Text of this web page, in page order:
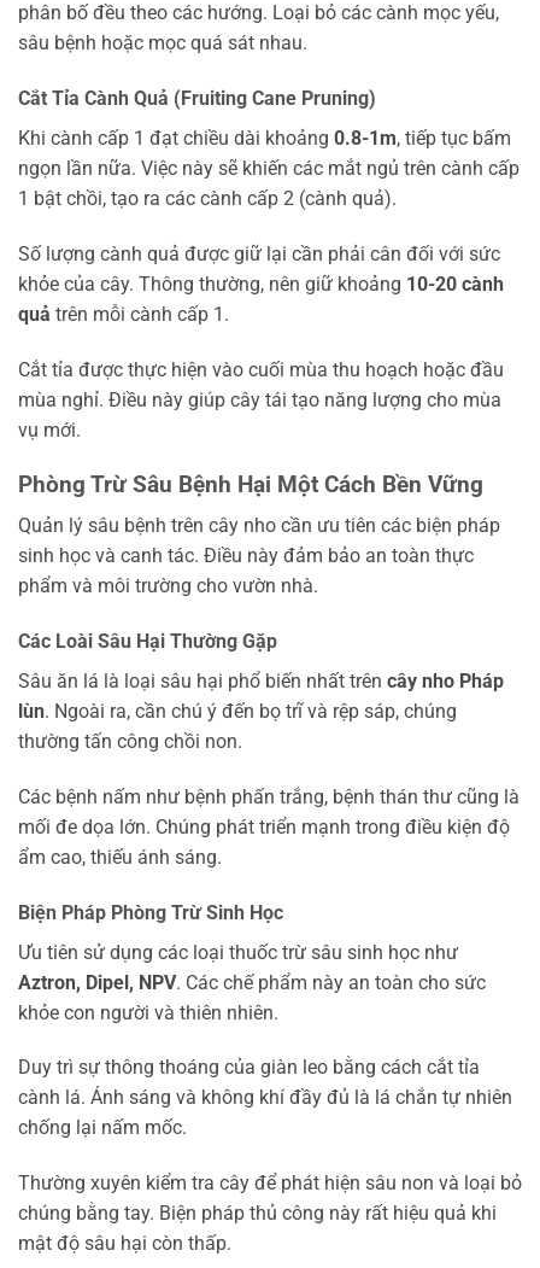
phân bố đều theo các hướng. Loại bỏ các cành mọc yếu,
sâu bệnh hoặc mọc quá sát nhau.
Cắt Tỉa Cành Quả (Fruiting Cane Pruning)
Khi cành cấp 1 đạt chiều dài khoảng 0.8-1m, tiếp tục bấm
ngọn lần nữa. Việc này sẽ khiến các mắt ngủ trên cành cấp
1 bật chồi, tạo ra các cành cấp 2 (cành quả).
Số lượng cành quả được giữ lại cần phải cân đối với sức
khỏe của cây. Thông thường, nên giữ khoảng 10-20 cành
quả trên mỗi cành cấp 1.
Cắt tỉa được thực hiện vào cuối mùa thu hoạch hoặc đầu
mùa nghỉ. Điều này giúp cây tái tạo năng lượng cho mùa
vụ mới.
Phòng Trừ Sâu Bệnh Hại Một Cách Bền Vững
Quản lý sâu bệnh trên cây nho cần ưu tiên các biện pháp
sinh học và canh tác. Điều này đảm bảo an toàn thực
phẩm và môi trường cho vườn nhà.
Các Loài Sâu Hại Thường Gặp
Sâu ăn lá là loại sâu hại phổ biến nhất trên cây nho Pháp
lùn. Ngoài ra, cần chú ý đến bọ trĩ và rệp sáp, chúng
thường tấn công chồi non.
Các bệnh nấm như bệnh phấn trắng, bệnh thán thư cũng là
mối đe dọa lớn. Chúng phát triển mạnh trong điều kiện độ
ẩm cao, thiếu ánh sáng.
Biện Pháp Phòng Trừ Sinh Học
Ưu tiên sử dụng các loại thuốc trừ sâu sinh học như
Aztron, Dipel, NPV. Các chế phẩm này an toàn cho sức
khỏe con người và thiên nhiên.
Duy trì sự thông thoáng của giàn leo bằng cách cắt tỉa
cành lá. Ánh sáng và không khí đầy đủ là lá chắn tự nhiên
chống lại nấm mốc.
Thường xuyên kiểm tra cây để phát hiện sâu non và loại bỏ
chúng bằng tay. Biện pháp thủ công này rất hiệu quả khi
mật độ sâu hại còn thấp.